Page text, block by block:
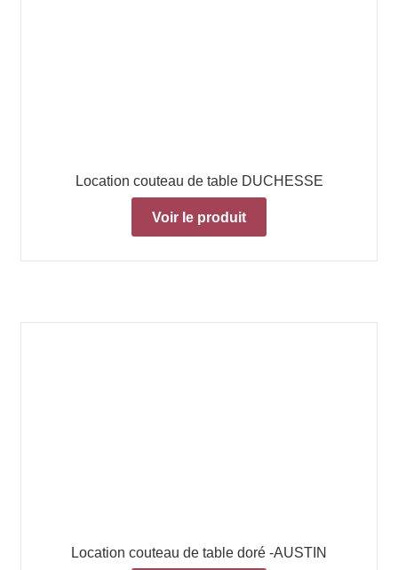
Location couteau de table DUCHESSE
Voir le produit
Location couteau de table doré -AUSTIN